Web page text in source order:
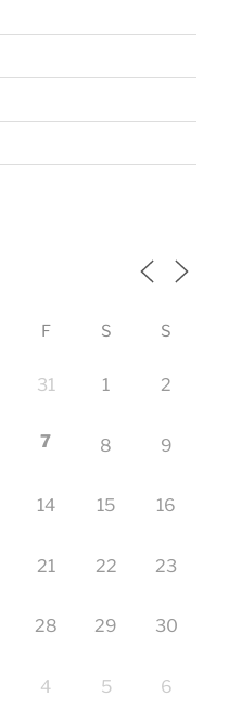
F S S
31 1 2
7 8 9
14 15 16
21 22 23
28 29 30
4 5 6